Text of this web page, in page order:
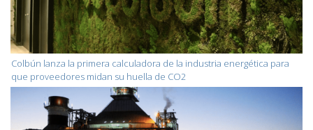
Colbún lanza la primera calculadora de la industria energética para
que proveedores midan su huella de CO2